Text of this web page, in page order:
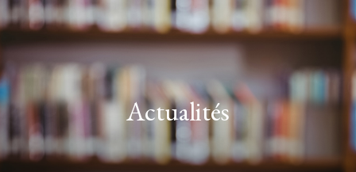
Actualités